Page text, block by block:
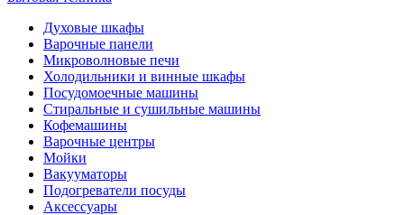
Духовые шкафы
Варочные панели
Микроволновые печи
Холодильники и винные шкафы
Посудомоечные машины
Стиральные и сушильные машины
Кофемашины
Варочные центры
Мойки
Вакууматоры
Подогреватели посуды
Аксессуары